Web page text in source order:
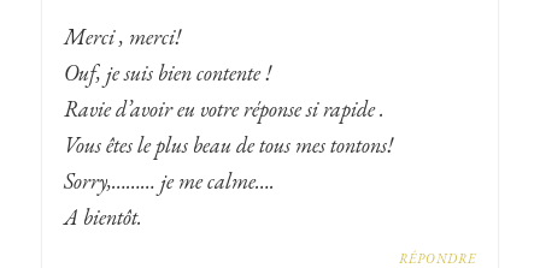
Merci , merci!
Ouf, je suis bien contente !
Ravie d’avoir eu votre réponse si rapide .
Vous êtes le plus beau de tous mes tontons!
Sorry,……… je me calme….
A bientôt.
RÉPONDRE